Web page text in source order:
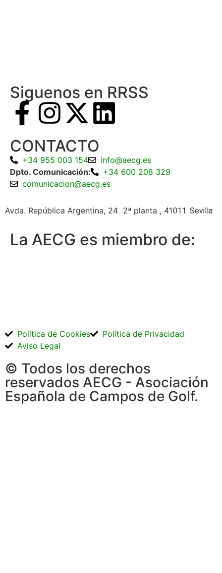
Siguenos en RRSS
CONTACTO
+34 955 003 154
info@aecg.es
Dpto. Comunicación:
+34 600 208 329
comunicacion@aecg.es
Avda. República Argentina, 24 2ª planta , 41011. Sevilla
La AECG es miembro de:
© Todos los derechos
reservados AECG - Asociación
Española de Campos de Golf.
Política de Cookies
Política de Privacidad
Aviso Legal